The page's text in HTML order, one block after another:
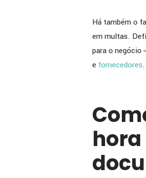
Há também o
em multas.
para o negócio
e fornecedores.